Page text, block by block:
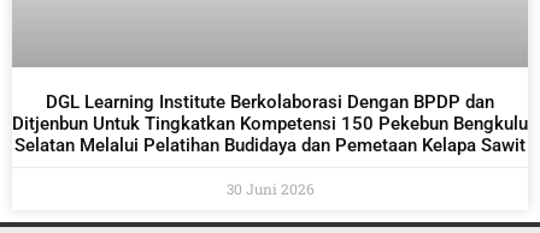
DGL Learning Institute Berkolaborasi Dengan BPDP dan
Ditjenbun Untuk Tingkatkan Kompetensi 150 Pekebun Bengkulu
Selatan Melalui Pelatihan Budidaya dan Pemetaan Kelapa Sawit
30 Juni 2026